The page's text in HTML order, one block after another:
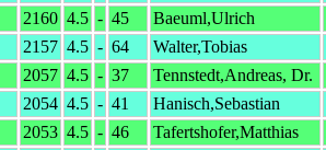
2160 4.5 - 45 Baeuml,Ulrich
2157 4.5 - 64 Walter,Tobias
2057 4.5 - 37 Tennstedt,Andreas, Dr.
2054 4.5 - 41 Hanisch,Sebastian
2053 4.5 - 46 Tafertshofer,Matthias